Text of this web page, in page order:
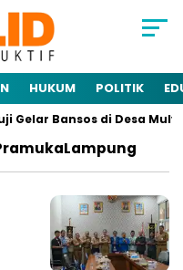
HUKUM POLITIK
Gelar Bansos di Desa